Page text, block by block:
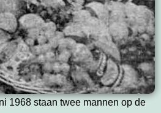
1968 staan twee mannen op de